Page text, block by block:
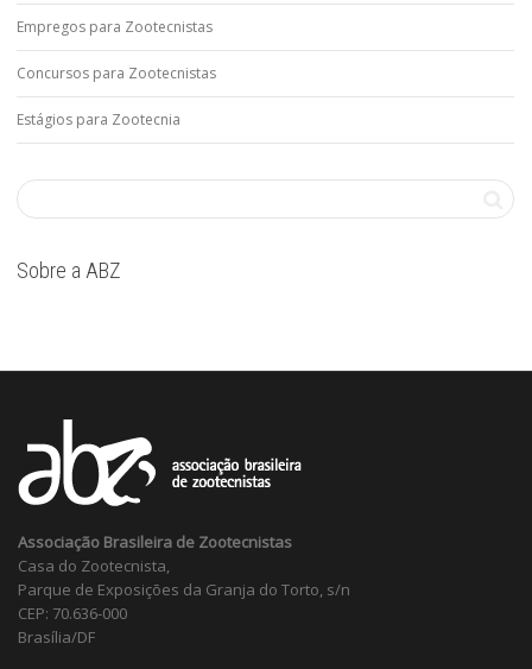
Empregos para Zootecnistas
Concursos para Zootecnistas
Estágios para Zootecnia
Sobre a ABZ
Associação Brasileira de Zootecnistas
Casa do Zootecnista,
Parque de Exposições da Granja do Torto, s/n
CEP: 70.636-000
Brasília/DF